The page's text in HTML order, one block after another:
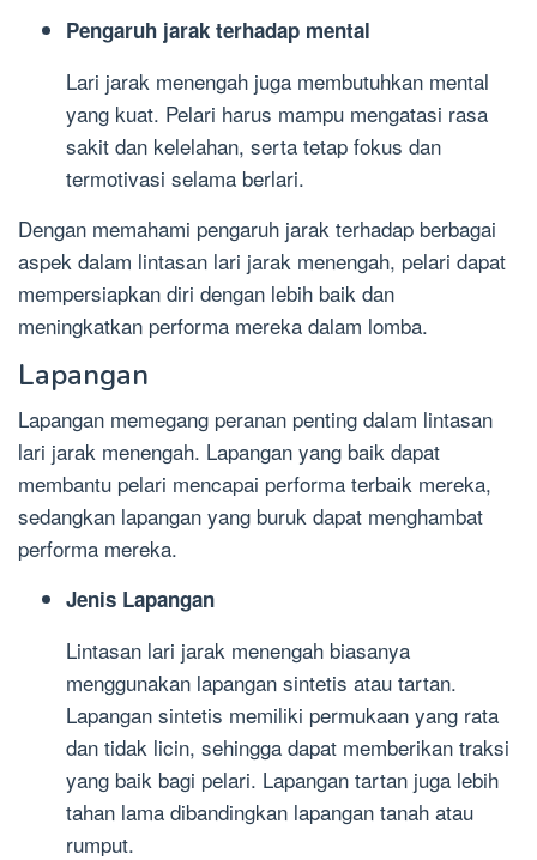
Pengaruh jarak terhadap mental
Lari jarak menengah juga membutuhkan mental
yang kuat. Pelari harus mampu mengatasi rasa
sakit dan kelelahan, serta tetap fokus dan
termotivasi selama berlari.
Dengan memahami pengaruh jarak terhadap berbagai
aspek dalam lintasan lari jarak menengah, pelari dapat
mempersiapkan diri dengan lebih baik dan
meningkatkan performa mereka dalam lomba.
Lapangan
Lapangan memegang peranan penting dalam lintasan
lari jarak menengah. Lapangan yang baik dapat
membantu pelari mencapai performa terbaik mereka,
sedangkan lapangan yang buruk dapat menghambat
performa mereka.
Jenis Lapangan
Lintasan lari jarak menengah biasanya
menggunakan lapangan sintetis atau tartan.
Lapangan sintetis memiliki permukaan yang rata
dan tidak licin, sehingga dapat memberikan traksi
yang baik bagi pelari. Lapangan tartan juga lebih
tahan lama dibandingkan lapangan tanah atau
rumput.